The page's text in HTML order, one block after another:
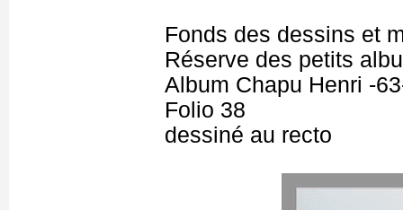
Fonds des dessins et
Réserve des petits
Album Chapu Henri -
Folio 38
dessiné au recto